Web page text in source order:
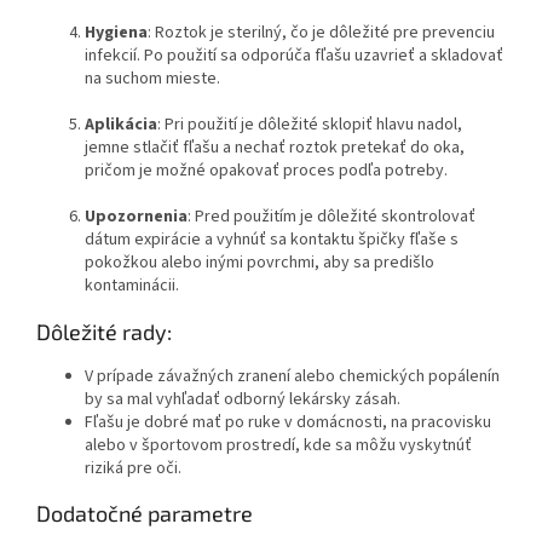
Hygiena: Roztok je sterilný, čo je dôležité pre prevenciu
infekcií. Po použití sa odporúča fľašu uzavrieť a skladovať
na suchom mieste.
Aplikácia: Pri použití je dôležité sklopiť hlavu nadol,
jemne stlačiť fľašu a nechať roztok pretekať do oka,
pričom je možné opakovať proces podľa potreby.
Upozornenia: Pred použitím je dôležité skontrolovať
dátum expirácie a vyhnúť sa kontaktu špičky fľaše s
pokožkou alebo inými povrchmi, aby sa predišlo
kontaminácii.
Dôležité rady:
V prípade závažných zranení alebo chemických popálenín
by sa mal vyhľadať odborný lekársky zásah.
Fľašu je dobré mať po ruke v domácnosti, na pracovisku
alebo v športovom prostredí, kde sa môžu vyskytnúť
riziká pre oči.
Dodatočné parametre